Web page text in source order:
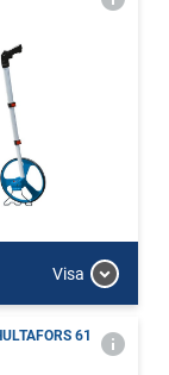
Visa
61